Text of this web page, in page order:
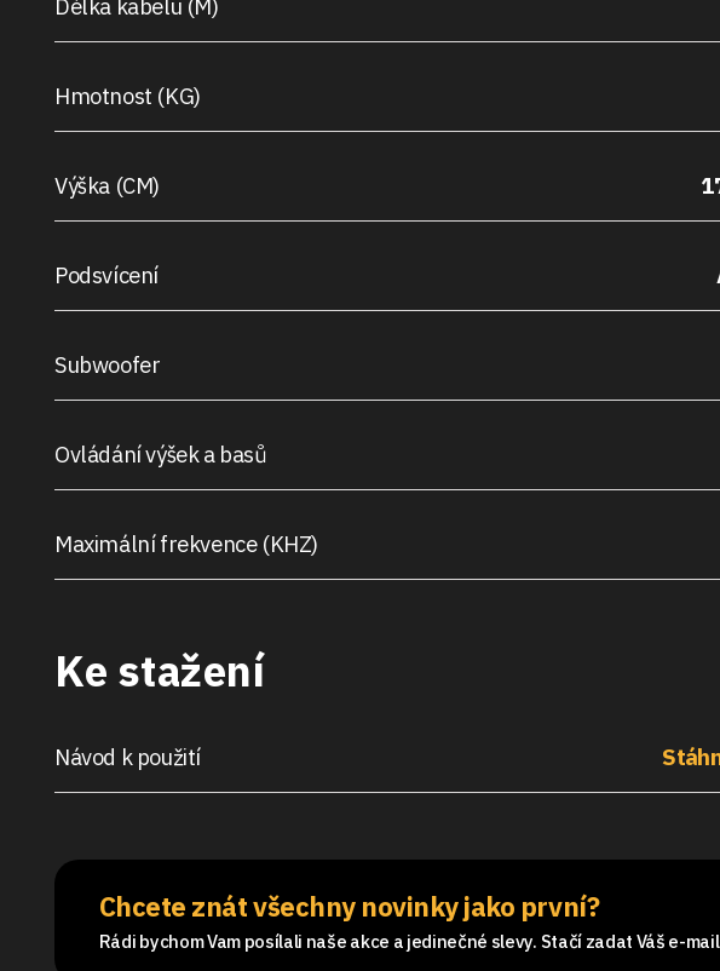
Hmotnost (KG)
Výška (CM)
Podsvícení
Subwoofer
Ovládání výšek a basů
Maximální frekvence (KHZ)
Ke stažení
Návod k použití
Chcete znát všechny novinky jako první?
Rádi bychom Vam posílali naše akce a jedinečné slevy. Stačí zadat Váš e-